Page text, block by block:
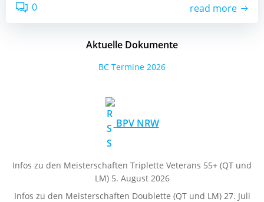
0 read more
Aktuelle Dokumente
BC Termine 2026
BPV NRW
Infos zu den Meisterschaften Triplette Veterans 55+ (QT und
LM) 5. August 2026
Infos zu den Meisterschaften Doublette (QT und LM) 27. Juli